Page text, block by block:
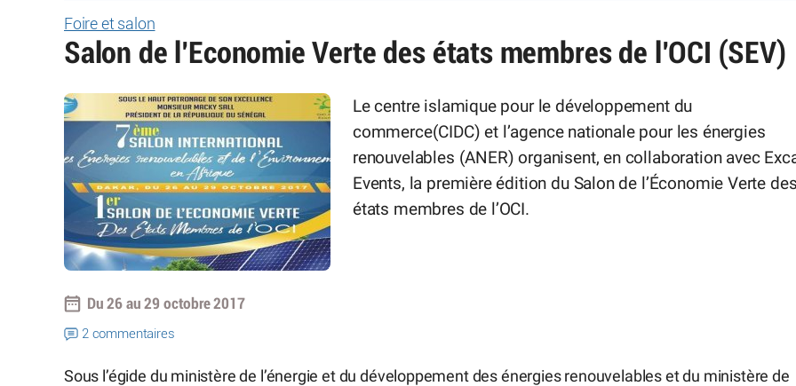
Foire et salon
Salon de l’Economie Verte des états membres de l’OCI (SEV)
Le centre islamique pour le développement du
commerce(CIDC) et l’agence nationale pour les énergies
renouvelables (ANER) organisent, en collaboration avec
Events, la première édition du Salon de l’Économie Verte
états membres de l’OCI.
Du 26 au 29 octobre 2017
2 commentaires
Sous l’égide du ministère de l’énergie et du développement des énergies renouvelables et du ministère de